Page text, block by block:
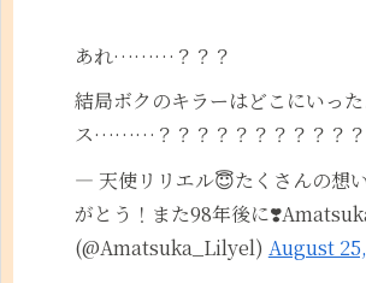
あれ………？？？
結局ボクのキラーはどこにいっ
ス………？？？？？？？？？？？
— 天使リリエル😇たくさんの想
がとう！また98年後に
(@Amatsuka_Lilyel) August